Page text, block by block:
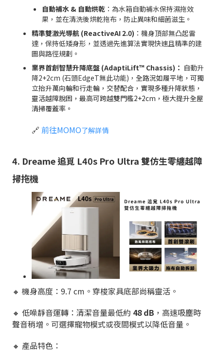
自動補水 & 自動烘乾 ：為水箱自動補水保持濕拖效
果，並在清洗後烘乾拖布，防止異味和細菌滋生。
精準雙激光導航 (ReactiveAI 2.0) ：機身頂部無凸起雷
達，保持低矮身形，並透過先進算法實現快速且精準的建
圖與路徑規劃。
業界首創智慧升降底盤 (AdaptiLift™ Chassis)： 自動升
降2+2cm (石頭EdgeT無此功能)， 全路況如履平地，可獨
立抬升萬向輪和行走輪，交替配合，實現多種升降狀態，
靈活越障脫困，最高可跨越雙門檻2+2cm，極大提升全屋
清掃覆蓋率。
🔗 前往MOMO了解詳情
4. Dreame 追覓 L40s Pro Ultra 雙仿生零纏越障
掃拖機
🔸 機身高度：9.7 cm。穿梭家具底部尚稱靈活。
🔸 低噪靜音運轉：清潔音量最低約 48 dB ，高速吸塵時
聲音稍增。可選擇寵物模式或夜間模式以降低音量。
🔸 產品特色：